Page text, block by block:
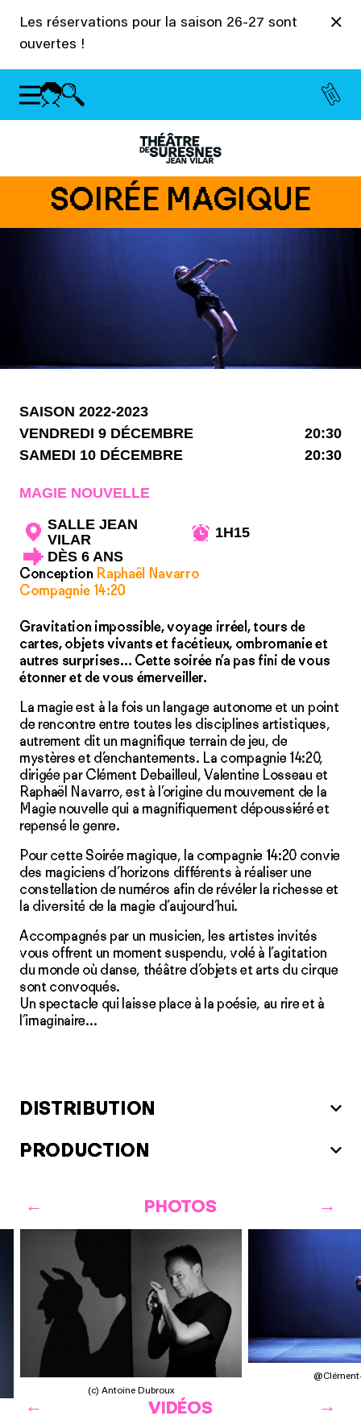
Les réservations pour la saison 26-27 sont
ouvertes !
SOIRÉE MAGIQUE
SAISON 2022-2023
VENDREDI 9 DÉCEMBRE
20:30
SAMEDI 10 DÉCEMBRE
20:30
MAGIE NOUVELLE
SALLE JEAN
VILAR
1H15
DÈS 6 ANS
Conception Raphaël Navarro
Compagnie 14:20
Gravitation impossible, voyage irréel, tours de
cartes, objets vivants et facétieux, ombromanie et
autres surprises… Cette soirée n’a pas fini de vous
étonner et de vous émerveiller.
La magie est à la fois un langage autonome et un point
de rencontre entre toutes les disciplines artistiques,
autrement dit un magnifique terrain de jeu, de
mystères et d’enchantements. La compagnie 14:20,
dirigée par Clément Debailleul, Valentine Losseau et
Raphaël Navarro, est à l’origine du mouvement de la
Magie nouvelle qui a magnifiquement dépoussiéré et
repensé le genre.
Pour cette Soirée magique, la compagnie 14:20 convie
des magiciens d’horizons différents à réaliser une
constellation de numéros afin de révéler la richesse et
la diversité de la magie d’aujourd’hui.
Accompagnés par un musicien, les artistes invités
vous offrent un moment suspendu, volé à l’agitation
du monde où danse, théâtre d’objets et arts du cirque
sont convoqués.
Un spectacle qui laisse place à la poésie, au rire et à
l’imaginaire…
DISTRIBUTION
PRODUCTION
PHOTOS
(c) Antoine Dubroux
VIDÉOS